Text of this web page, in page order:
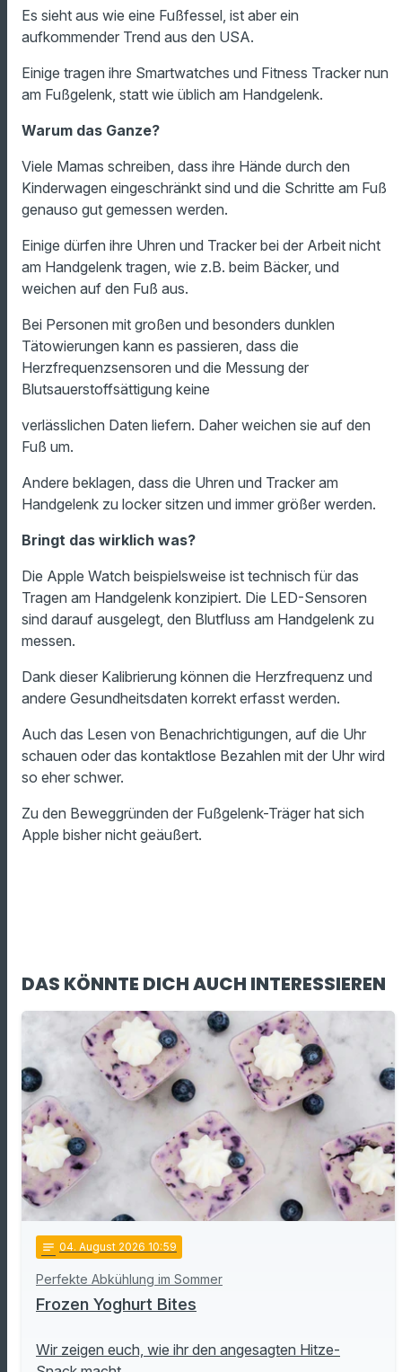
Es sieht aus wie eine Fußfessel, ist aber ein
aufkommender Trend aus den USA.
Einige tragen ihre Smartwatches und Fitness Tracker nun
am Fußgelenk, statt wie üblich am Handgelenk.
Warum das Ganze?
Viele Mamas schreiben, dass ihre Hände durch den
Kinderwagen eingeschränkt sind und die Schritte am Fuß
genauso gut gemessen werden.
Einige dürfen ihre Uhren und Tracker bei der Arbeit nicht
am Handgelenk tragen, wie z.B. beim Bäcker, und
weichen auf den Fuß aus.
Bei Personen mit großen und besonders dunklen
Tätowierungen kann es passieren, dass die
Herzfrequenzsensoren und die Messung der
Blutsauerstoffsättigung keine
verlässlichen Daten liefern. Daher weichen sie auf den
Fuß um.
Andere beklagen, dass die Uhren und Tracker am
Handgelenk zu locker sitzen und immer größer werden.
Bringt das wirklich was?
Die Apple Watch beispielsweise ist technisch für das
Tragen am Handgelenk konzipiert. Die LED-Sensoren
sind darauf ausgelegt, den Blutfluss am Handgelenk zu
messen.
Dank dieser Kalibrierung können die Herzfrequenz und
andere Gesundheitsdaten korrekt erfasst werden.
Auch das Lesen von Benachrichtigungen, auf die Uhr
schauen oder das kontaktlose Bezahlen mit der Uhr wird
so eher schwer.
Zu den Beweggründen der Fußgelenk-Träger hat sich
Apple bisher nicht geäußert.
DAS KÖNNTE DICH AUCH INTERESSIEREN
notes 04. August 2026 10:59
Perfekte Abkühlung im Sommer
Frozen Yoghurt Bites
Wir zeigen euch, wie ihr den angesagten Hitze-